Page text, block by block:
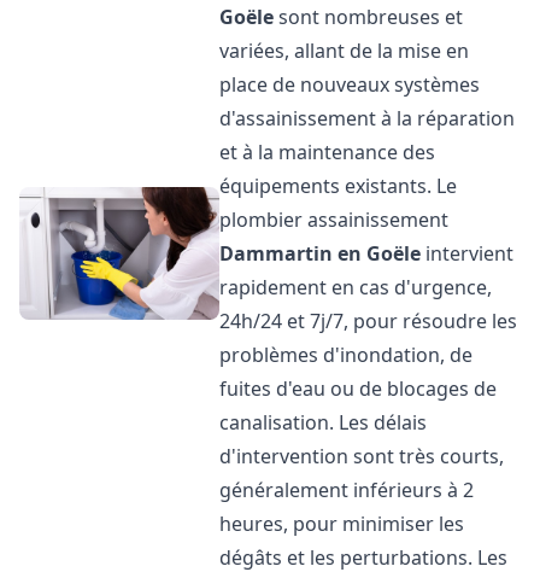
Goëlesont nombreuses et
variées, allant de la mise en
place de nouveaux systèmes
d'assainissement à la réparation
et à la maintenance des
équipements existants. Le
plombier assainissement
Dammartin en Goële intervient
rapidement en cas d'urgence,
24h/24 et 7j/7, pour résoudre les
problèmes d'inondation, de
fuites d'eau ou de blocages de
canalisation. Les délais
d'intervention sont très courts,
généralement inférieurs à 2
heures, pour minimiser les
dégâts et les perturbations. Les